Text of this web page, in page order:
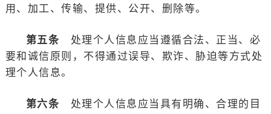
用、加工、传输、提供、公开、删除等。
第五条 处理个人信息应当遵循合法、正当、必
要和诚信原则，不得通过误导、欺诈、胁迫等方式处
理个人信息。
第六条 处理个人信息应当具有明确、合理的目